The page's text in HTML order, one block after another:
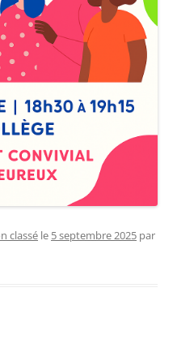
classé le 5 septembre 2025 par